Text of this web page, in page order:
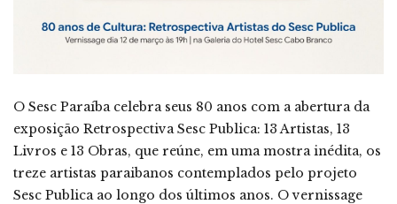
O Sesc Paraíba celebra seus 80 anos com a abertura da
exposição Retrospectiva Sesc Publica: 13 Artistas, 13
Livros e 13 Obras, que reúne, em uma mostra inédita, os
treze artistas paraibanos contemplados pelo projeto
Sesc Publica ao longo dos últimos anos. O vernissage